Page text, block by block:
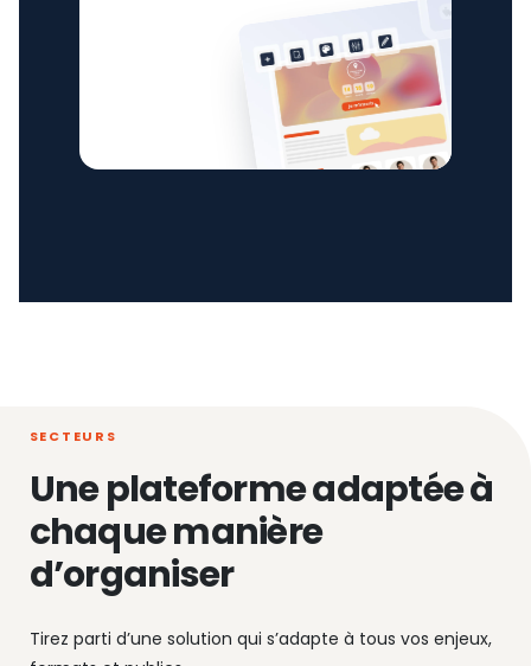
SECTEURS
Une plateforme adaptée à
chaque manière
d’organiser
Tirez parti d’une solution qui s’adapte à tous vos enjeux,